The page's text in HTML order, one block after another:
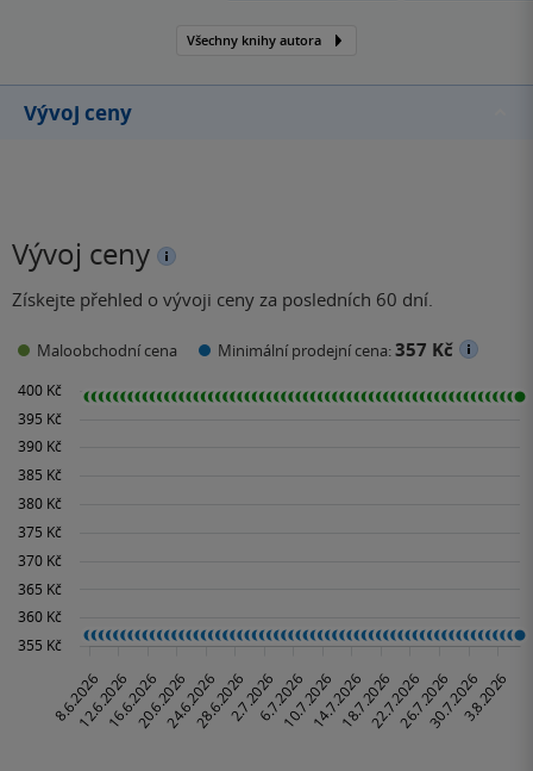
její román Chirurg opět
bestsellerů pořádně
vysoko.
Všechny knihy autora
Vývoj ceny
Vývoj ceny
Získejte přehled o vývoji ceny za posledních 60 dní.
Maloobchodní cena Minimální prodejní cena:357 Kč